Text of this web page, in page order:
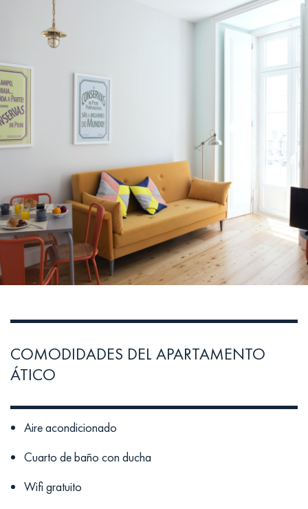
COMODIDADES DEL APARTAMENTO
ÁTICO
Aire acondicionado
Cuarto de baño con ducha
Wifi gratuito